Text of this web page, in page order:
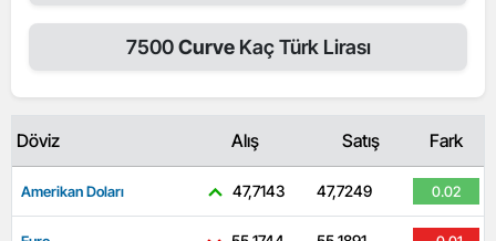
7500Curve Kaç Türk Lirası
Döviz Alış Satış Fark
Amerikan Doları 47,7143 47,7249 0.02